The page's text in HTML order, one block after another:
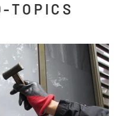
TOPICS